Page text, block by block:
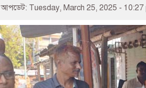
আপডেট: Tuesday, March 25, 2025 - 10:27